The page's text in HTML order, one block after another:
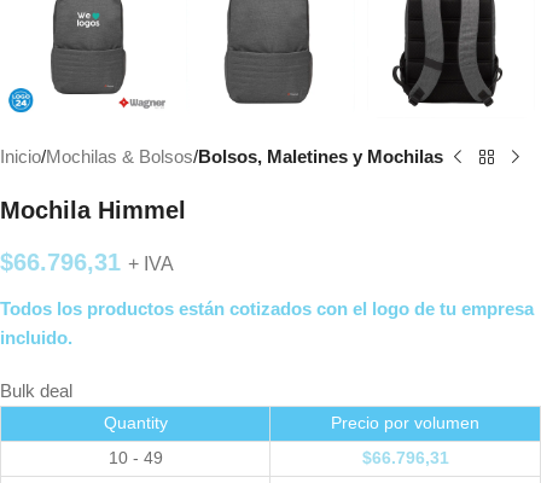
Inicio Mochilas & Bolsos Bolsos, Maletines y Mochilas
Mochila Himmel
$66.796,31 + IVA
Todos los productos están cotizados con el logo de tu empresa
incluido.
Bulk deal
Quantity
Precio por volumen
10 - 49
$66.796,31